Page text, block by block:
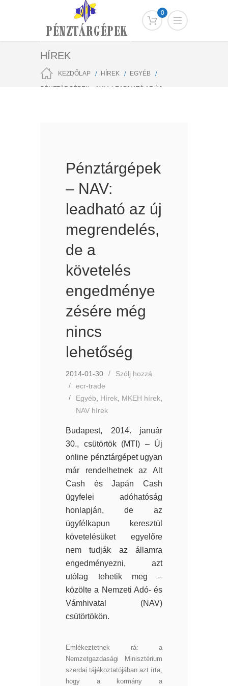
0
HÍREK
KEZDŐLAP HÍREK EGYÉB
PÉNZTÁRGÉPEK – NAV: LEADHATÓ AZ ÚJ
Pénztárgépek
– NAV:
leadható az új
megrendelés,
de a
követelés
engedménye
zésére még
nincs
lehetőség
2014-01-30
Szólj hozzá
ecr-trade
Egyéb
Hírek MKEH hírek
NAV hírek
Budapest, 2014. január
30., csütörtök (MTI) – Új
online pénztárgépet ugyan
már rendelhetnek az Alt
Cash és Japán Cash
ügyfelei adóhatóság
honlapján, de az
ügyfélkapun keresztül
követelésüket egyelőre
nem tudják az államra
engedményezni, azt
utólag tehetik meg –
közölte a Nemzeti Adó- és
Vámhivatal (NAV)
csütörtökön.
Emlékeztetnek rá: a
Nemzetgazdasági Minisztérium
szerdai tájékoztatójában azt írta,
hogy a kormány a